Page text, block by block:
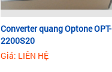
Converter quang Optone OPT-
2200S20
Giá: LIÊN HỆ